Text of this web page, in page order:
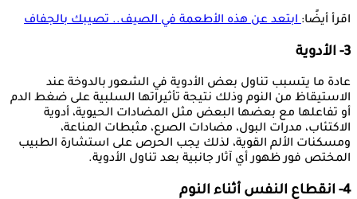
اقرأ أيضًا:ابتعد عن هذه الأطعمة في الصيف.. تصيبك بالجفاف
3- الأدوية
عادة ما يتسبب تناول بعض الأدوية في الشعور بالدوخة عند
الاستيقاظ من النوم وذلك نتيجة تأثيراتها السلبية على ضغط الدم
أو تفاعلها مع بعضها البعض مثل المضادات الحيوية، أدوية
الاكتئاب، مدرات البول، مضادات الصرع، مثبطات المناعة،
ومسكنات الألم القوية، لذلك يجب الحرص على استشارة الطبيب
المختص فور ظهور أي آثار جانبية بعد تناول الأدوية.
4- انقطاع النفس أثناء النوم